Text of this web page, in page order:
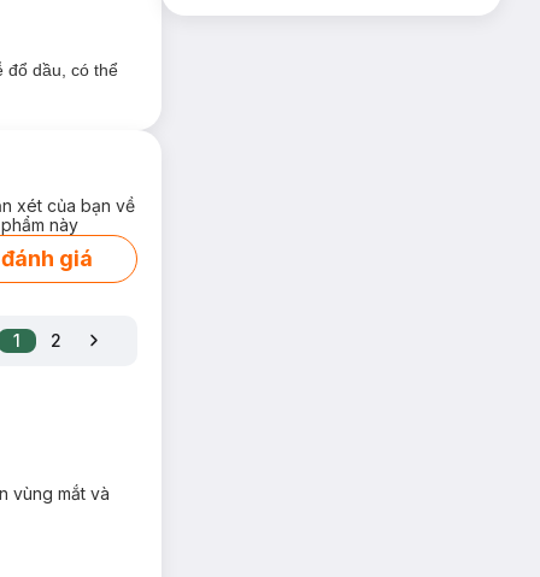
tróc.
ứng da mềm
có thể khác
đổ dầu, có thể
xét của bạn về
này
giá
1 2
vùng mắt và